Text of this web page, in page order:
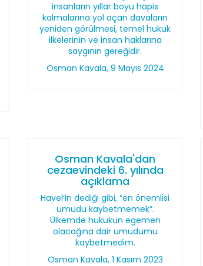
insanların yıllar boyu hapis
kalmalarına yol açan davaların
yeniden görülmesi, temel hukuk
ilkelerinin ve insan haklarına
saygının gereğidir.
Osman Kavala, 9 Mayıs 2024
Osman Kavala'dan
cezaevindeki 6. yılında
açıklama
Havel’in dediği gibi, “en önemlisi
umudu kaybetmemek”.
Ülkemde hukukun egemen
olacağına dair umudumu
kaybetmedim.
Osman Kavala, 1 Kasım 2023